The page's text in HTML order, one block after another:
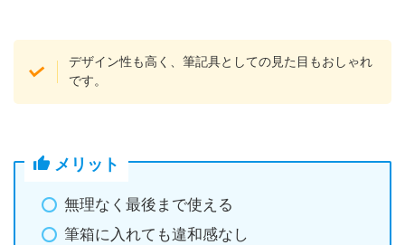
デザイン性も高く、筆記具としての見た目もおしゃれ
です。
メリット
無理なく最後まで使える
筆箱に入れても違和感なし